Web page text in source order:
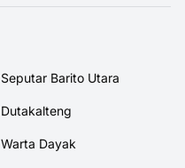
Seputar Barito Utara
Dutakalteng
Warta Dayak